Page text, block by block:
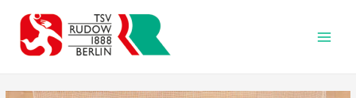
Inhalt
springen